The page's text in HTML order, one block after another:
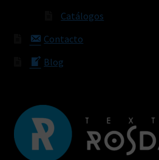
Catálogos
Contacto
Blog